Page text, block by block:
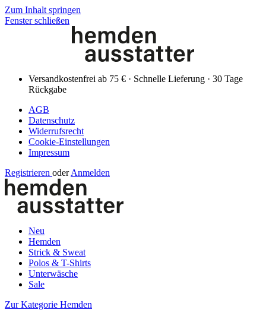
Zum Inhalt springen
Fenster schließen
Versandkostenfrei ab 75 € · Schnelle Lieferung · 30 Tage
Rückgabe
AGB
Datenschutz
Widerrufsrecht
Cookie-Einstellungen
Impressum
Registrieren oder Anmelden
Neu
Hemden
Strick & Sweat
Polos & T-Shirts
Unterwäsche
Sale
Zur Kategorie Hemden